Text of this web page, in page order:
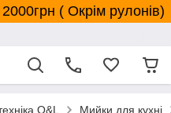
( Окрім рулонів)
O&L Мийки для кухні